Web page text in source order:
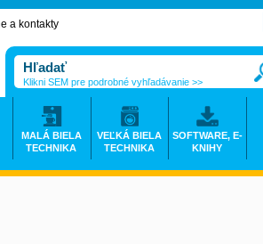
a kontakty
Klikni SEM pre podrobné vyhľadávanie >>
MALÁ BIELA
TECHNIKA
VEĽKÁ BIELA
TECHNIKA
SOFTWARE, E-
KNIHY